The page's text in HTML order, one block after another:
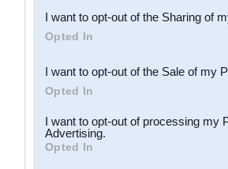
Downstream Participants
third parties.
I want to opt-out of the Sharing of
Opted In
I want to opt-out of the Sale of my
Opted In
I want to opt-out of processing my
Advertising.
Opted In